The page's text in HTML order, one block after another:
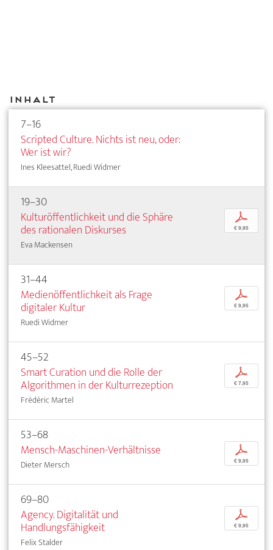
Inhalt
7–16
Scripted Culture. Nichts ist neu, oder:
Wer ist wir?
Ines Kleesattel, Ruedi Widmer
19–30
Kulturöffentlichkeit und die Sphäre
des rationalen Diskurses
Eva Mackensen
p
€ 9,95
31–44
Medienöffentlichkeit als Frage
digitaler Kultur
Ruedi Widmer
p
€ 9,95
45–52
Smart Curation und die Rolle der
Algorithmen in der Kulturrezeption
Frédéric Martel
p
€ 7,95
53–68
Mensch-Maschinen-Verhältnisse
Dieter Mersch
p
€ 9,95
69–80
Agency. Digitalität und
Handlungsfähigkeit
Felix Stalder
p
€ 9,95